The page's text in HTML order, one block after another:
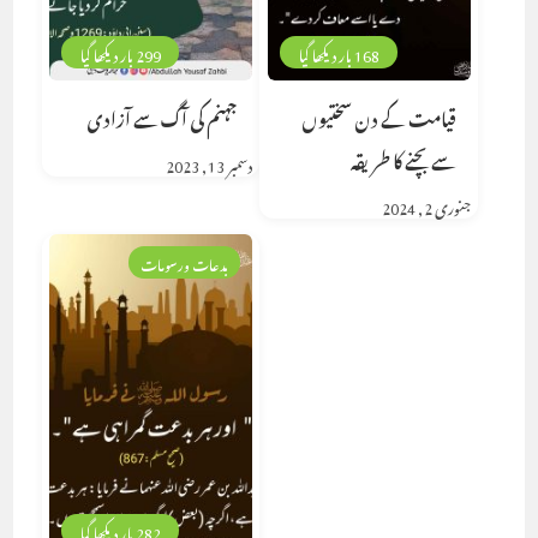
299 بار دیکھا گیا
جہنم کی آگ سے آزادی
دسمبر 13, 2023
168 بار دیکھا گیا
قیامت کے دن سختیوں
سے بچنے کا طریقہ
جنوری 2, 2024
بدعات ورسومات